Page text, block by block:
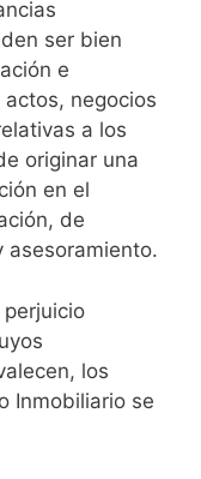
ser bien
e
negocios
a los
originar una
en el
de
asesoramiento.
los
Inmobiliario se